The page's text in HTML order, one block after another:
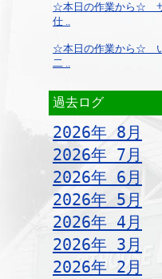
☆本日の作業から☆
仕 ..
☆本日の作業から☆
二 ..
過去ログ
2026年 8月
2026年 7月
2026年 6月
2026年 5月
2026年 4月
2026年 3月
2026年 2月